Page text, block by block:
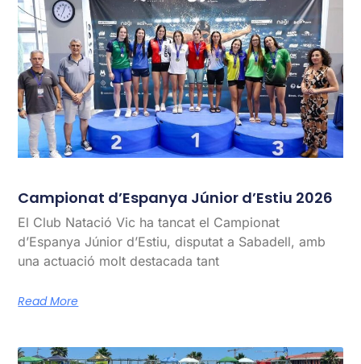
Campionat d’Espanya Júnior d’Estiu 2026
El Club Natació Vic ha tancat el Campionat
d’Espanya Júnior d’Estiu, disputat a Sabadell, amb
una actuació molt destacada tant
Read More